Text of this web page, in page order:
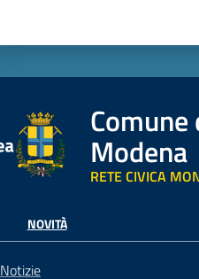
Comune
Modena
RETE CIVICA
NOVITÀ
Notizie